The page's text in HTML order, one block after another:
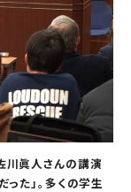
川眞人さんの講演
た」。多くの学生